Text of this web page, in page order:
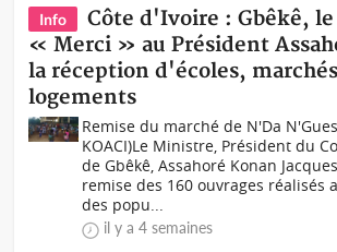
Info
Côte d'Ivoire : Gbêkê,
« Merci » au Président
la réception d'écoles,
logements
Remise du marché de N'Da
KOACI)Le Ministre, Président du
de Gbêkê, Assahoré Konan
remise des 160 ouvrages réalisés
des popu...
il y a 4 semaines